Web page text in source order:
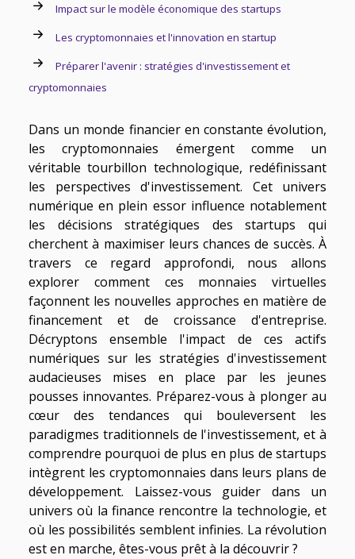
Impact sur le modèle économique des startups
Les cryptomonnaies et l'innovation en startup
Préparer l'avenir : stratégies d'investissement et
cryptomonnaies
Dans un monde financier en constante évolution,
les cryptomonnaies émergent comme un
véritable tourbillon technologique, redéfinissant
les perspectives d'investissement. Cet univers
numérique en plein essor influence notablement
les décisions stratégiques des startups qui
cherchent à maximiser leurs chances de succès. À
travers ce regard approfondi, nous allons
explorer comment ces monnaies virtuelles
façonnent les nouvelles approches en matière de
financement et de croissance d'entreprise.
Décryptons ensemble l'impact de ces actifs
numériques sur les stratégies d'investissement
audacieuses mises en place par les jeunes
pousses innovantes. Préparez-vous à plonger au
cœur des tendances qui bouleversent les
paradigmes traditionnels de l'investissement, et à
comprendre pourquoi de plus en plus de startups
intègrent les cryptomonnaies dans leurs plans de
développement. Laissez-vous guider dans un
univers où la finance rencontre la technologie, et
où les possibilités semblent infinies. La révolution
est en marche, êtes-vous prêt à la découvrir ?